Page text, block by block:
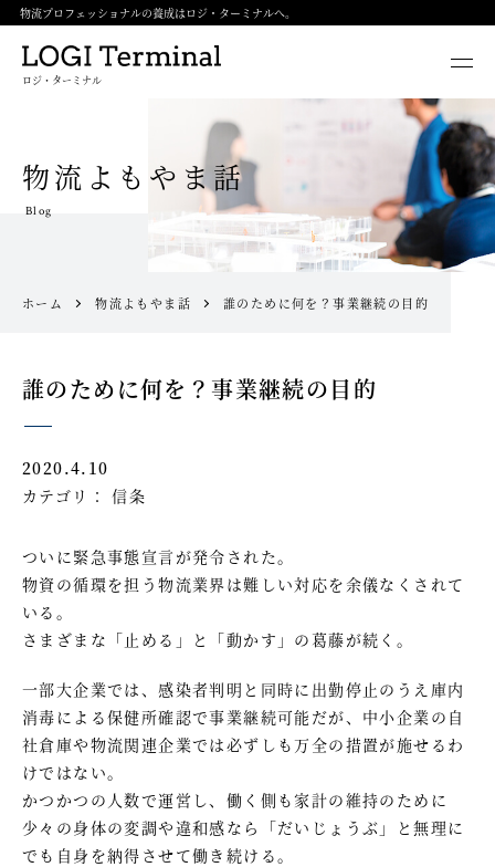
物流プロフェッショナルの養成はロジ・ターミナルへ。
ロジ・ターミナル
物流よもやま話
Blog
ホーム 物流よもやま話 誰のために何を？事業継続の目的
誰のために何を？事業継続の目的
2020.4.10
カテゴリ：信条
ついに緊急事態宣言が発令された。
物資の循環を担う物流業界は難しい対応を余儀なくされて
いる。
さまざまな「止める」と「動かす」の葛藤が続く。
一部大企業では、感染者判明と同時に出勤停止のうえ庫内
消毒による保健所確認で事業継続可能だが、中小企業の自
社倉庫や物流関連企業では必ずしも万全の措置が施せるわ
けではない。
かつかつの人数で運営し、働く側も家計の維持のために
少々の身体の変調や違和感なら「だいじょうぶ」と無理に
でも自身を納得させて働き続ける。